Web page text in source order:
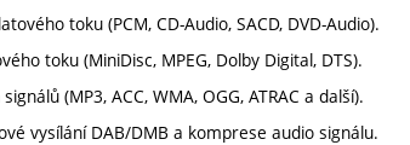
toku (PCM, CD-Audio, SACD, DVD-Audio).
toku (MiniDisc, MPEG, Dolby Digital, DTS).
(MP3, ACC, WMA, OGG, ATRAC a další).
vysílání DAB/DMB a komprese audio signálu.